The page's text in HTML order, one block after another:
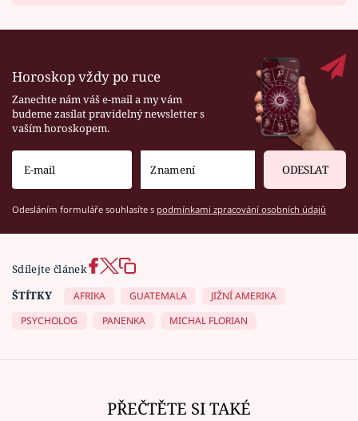
Horoskop vždy po ruce
Zanechte nám váš e-mail a my vám
budeme zasílat pravidelný newsletter s
vaším horoskopem.
ODESLAT
Odesláním formuláře souhlasíte s podmínkami zpracování osobních údajů
Sdílejte článek
ŠTÍTKY
AFRIKA GUATEMALA
JIŽNÍ AMERIKA
PSYCHOLOG
PANENKA MICHAL FLORIAN
PŘEČTĚTE SI TAKÉ